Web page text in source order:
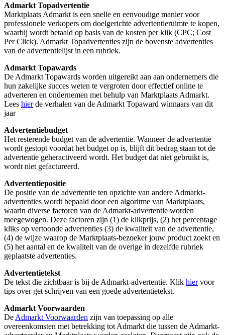
Admarkt Topadvertentie
Marktplaats Admarkt is een snelle en eenvoudige manier voor
professionele verkopers om doelgerichte advertentieruimte te kopen,
waarbij wordt betaald op basis van de kosten per klik (CPC; Cost
Per Click). Admarkt Topadvertenties zijn de bovenste advertenties
van de advertentielijst in een rubriek.
Admarkt Topawards
De Admarkt Topawards worden uitgereikt aan aan ondernemers die
hun zakelijke succes weten te vergroten door effectief online te
adverteren en ondernemen met behulp van Marktplaats Admarkt.
Lees hierde verhalen van de Admarkt Topaward winnaars van dit
jaar
Advertentiebudget
Het resterende budget van de advertentie. Wanneer de advertentie
wordt gestopt voordat het budget op is, blijft dit bedrag staan tot de
advertentie geheractiveerd wordt. Het budget dat niet gebruikt is,
wordt niet gefactureerd.
Advertentiepositie
De positie van de advertentie ten opzichte van andere Admarkt-
advertenties wordt bepaald door een algoritme van Marktplaats,
waarin diverse factoren van de Admarkt-advertentie worden
meegewogen. Deze factoren zijn (1) de klikprijs, (2) het percentage
kliks op vertoonde advertenties (3) de kwaliteit van de advertentie,
(4) de wijze waarop de Marktplaats-bezoeker jouw product zoekt en
(5) het aantal en de kwaliteit van de overige in dezelfde rubriek
geplaatste advertenties.
Advertentietekst
De tekst die zichtbaar is bij de Admarkt-advertentie. Klik hiervoor
tips over get schrijven van een goede advertentietekst.
Admarkt Voorwaarden
De Admarkt Voorwaarden zijn van toepassing op alle
overeenkomsten met betrekking tot Admarkt die tussen de Admarkt-